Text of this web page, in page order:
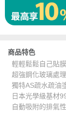
商品特色
輕輕鬆鬆自己貼膜
超強鋼化玻璃處
獨特AS疏水疏油
日本光學級基材
自動吸附的排氣